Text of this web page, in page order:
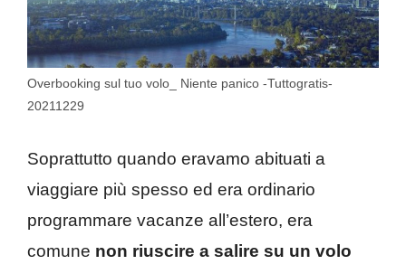
Overbooking sul tuo volo_ Niente panico -Tuttogratis-
20211229
Soprattutto quando eravamo abituati a
viaggiare più spesso ed era ordinario
programmare vacanze all’estero, era
comune non riuscire a salire su un volo